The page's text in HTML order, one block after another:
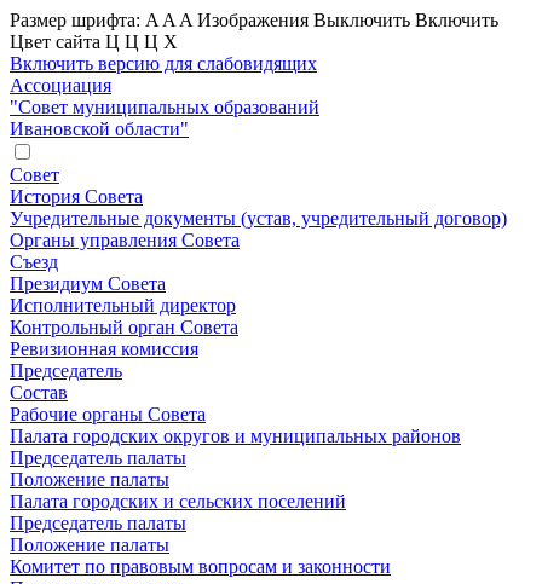
Размер шрифта: A A A Изображения Выключить Включить
Цвет сайта Ц Ц Ц Х
Включить версию для слабовидящих
Ассоциация
"Совет муниципальных образований
Ивановской области"
Совет
История Совета
Учредительные документы (устав, учредительный договор)
Органы управления Совета
Съезд
Президиум Совета
Исполнительный директор
Контрольный орган Совета
Ревизионная комиссия
Председатель
Состав
Рабочие органы Совета
Палата городских округов и муниципальных районов
Председатель палаты
Положение палаты
Палата городских и сельских поселений
Председатель палаты
Положение палаты
Комитет по правовым вопросам и законности